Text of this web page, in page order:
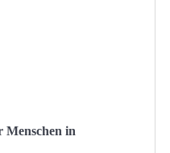
Menschen in